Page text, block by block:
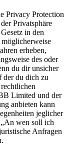
Privacy Protection
Privatsphäre
in den
erheben,
des oder
du dir unsicher
der du dich zu
Limited und der
anbieten kann
jeglicher
wen soll ich
Anfragen